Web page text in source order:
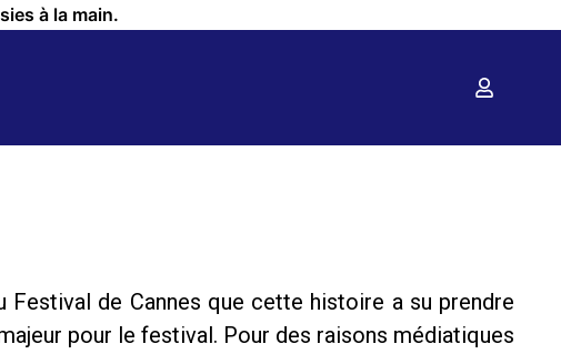
à la main.
Festival de Cannes que cette histoire a su prendre
pour le festival. Pour des raisons médiatiques